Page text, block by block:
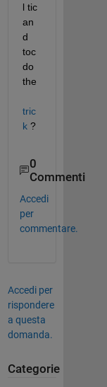
l tic
an
d
toc
do
the
tric
k ?
0
Commenti
Accedi
per
commentare.
Accedi per
rispondere
a questa
domanda.
Categorie